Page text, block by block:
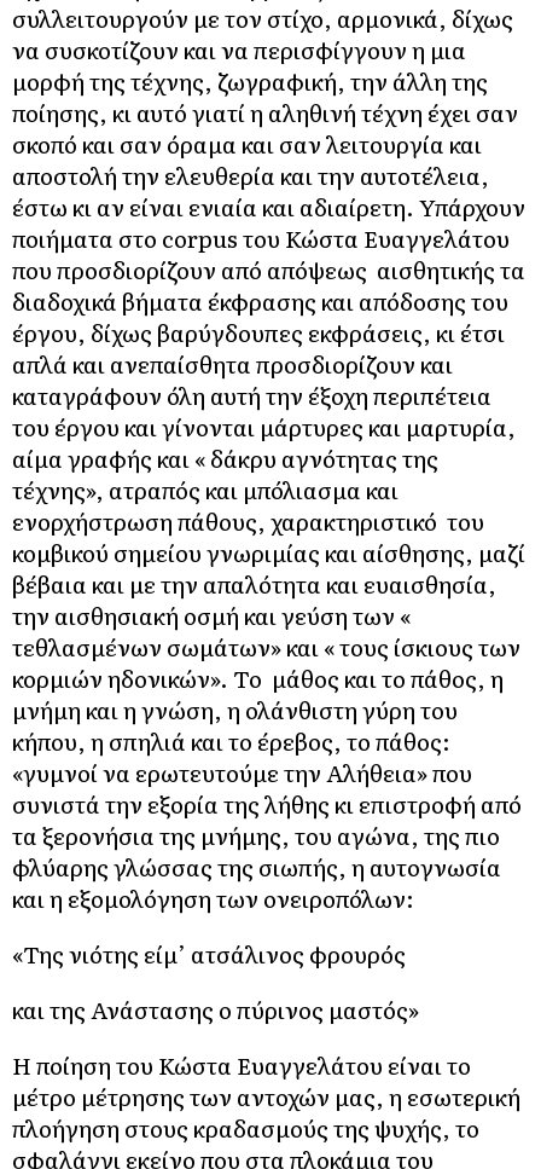
συλλειτουργούν με τον στίχο, αρμονικά, δίχως
να συσκοτίζουν και να περισφίγγουν η μια
μορφή της τέχνης, ζωγραφική, την άλλη της
ποίησης, κι αυτό γιατί η αληθινή τέχνη έχει σαν
σκοπό και σαν όραμα και σαν λειτουργία και
αποστολή την ελευθερία και την αυτοτέλεια,
έστω κι αν είναι ενιαία και αδιαίρετη. Υπάρχουν
ποιήματα στο corpus του Κώστα Ευαγγελάτου
που προσδιορίζουν από απόψεως αισθητικής τα
διαδοχικά βήματα έκφρασης και απόδοσης του
έργου, δίχως βαρύγδουπες εκφράσεις, κι έτσι
απλά και ανεπαίσθητα προσδιορίζουν και
καταγράφουν όλη αυτή την έξοχη περιπέτεια
του έργου και γίνονται μάρτυρες και μαρτυρία,
αίμα γραφής και « δάκρυ αγνότητας της
τέχνης», ατραπός και μπόλιασμα και
ενορχήστρωση πάθους, χαρακτηριστικό του
κομβικού σημείου γνωριμίας και αίσθησης, μαζί
βέβαια και με την απαλότητα και ευαισθησία,
την αισθησιακή οσμή και γεύση των «
τεθλασμένων σωμάτων» και « τους ίσκιους των
κορμιών ηδονικών». Το μάθος και το πάθος, η
μνήμη και η γνώση, η ολάνθιστη γύρη του
κήπου, η σπηλιά και το έρεβος, το πάθος:
«γυμνοί να ερωτευτούμε την Αλήθεια» που
συνιστά την εξορία της λήθης κι επιστροφή από
τα ξερονήσια της μνήμης, του αγώνα, της πιο
φλύαρης γλώσσας της σιωπής, η αυτογνωσία
και η εξομολόγηση των ονειροπόλων:
«Της νιότης είμ’ ατσάλινος φρουρός
και της Ανάστασης ο πύρινος μαστός»
Η ποίηση του Κώστα Ευαγγελάτου είναι το
μέτρο μέτρησης των αντοχών μας, η εσωτερική
πλοήγηση στους κραδασμούς της ψυχής, το
σφαλάγγι εκείνο που στα πλοκάμια του